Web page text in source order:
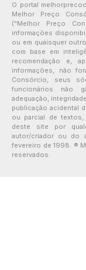
O portal
Melhor Preço
("Melhor Preço
informações
ou em quaisquer
com base em
recomendação e,
informações, não
Consórcio, seus
funcionários não
adequação,
publicação acidental
ou parcial de
deste site por
autor/criador ou do
fevereiro de 1998. ®
reservados.